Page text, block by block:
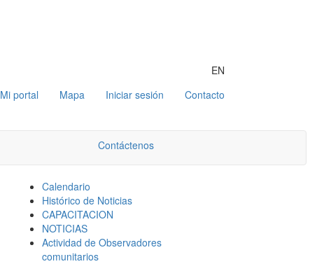
EN
Mi portal Mapa Iniciar sesión Contacto
Contáctenos
Calendario
Histórico de Noticias
CAPACITACION
NOTICIAS
Actividad de Observadores
comunitarios